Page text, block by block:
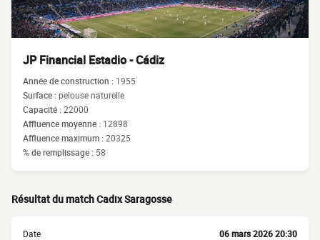
JP Financial Estadio - Cádiz
Année de construction : 1955
Surface :pelouse naturelle
Capacité :22000
Affluence moyenne : 12898
Affluence maximum :20325
% de remplissage : 58
Résultat du match Cadix Saragosse
Date 06 mars 2026 20:30